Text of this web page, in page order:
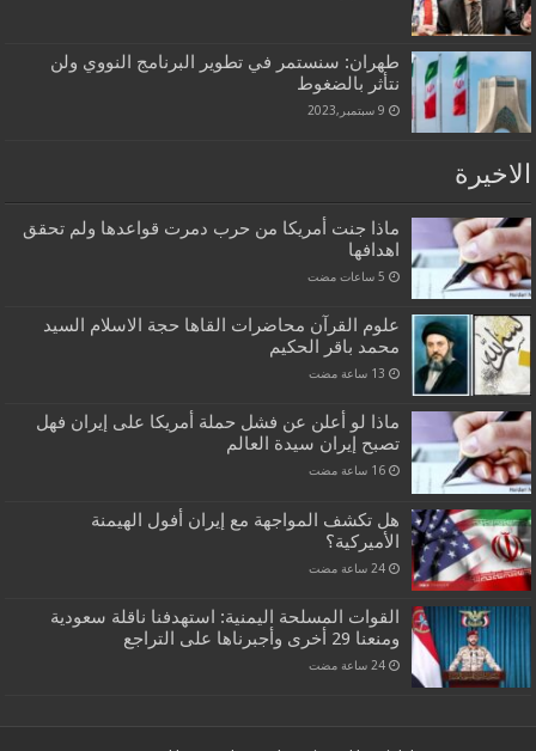
طهران: سنستمر في تطوير البرنامج النووي ولن
نتأثر بالضغوط
9 سبتمبر,2023
الاخيرة
ماذا جنت أمريكا من حرب دمرت قواعدها ولم تحقق
اهدافها
علوم القرآن محاضرات القاها حجة الاسلام السيد
محمد باقر الحكيم
ماذا لو أعلن عن فشل حملة أمريكا على إيران فهل
تصبح إيران سيدة العالم
‏16 ساعة مضت
هل تكشف المواجهة مع إيران أفول الهيمنة
الأميركية؟
‏24 ساعة مضت
القوات المسلحة اليمنية: استهدفنا ناقلة سعودية
ومنعنا 29 أخرى وأجبرناها على التراجع
‏24 ساعة مضت